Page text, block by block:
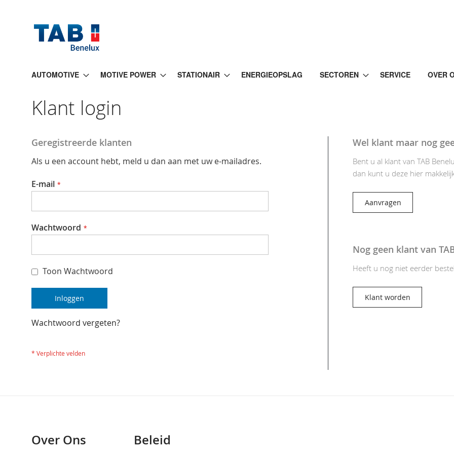
AUTOMOTIVE MOTIVE POWER STATIONAIR ENERGIEOPSLAG SECTOREN SERVICE OVER
Klant login
Geregistreerde klanten
Als u een account hebt, meld u dan aan met uw e-mailadres.
E-mail
Wachtwoord
Toon Wachtwoord
Inloggen
Wachtwoord vergeten?
Wel klant maar nog
Bent u al klant van TAB
dan kunt u deze hier
Aanvragen
Nog geen klant van
Heeft u nog niet eerder
Klant worden
Over Ons Beleid